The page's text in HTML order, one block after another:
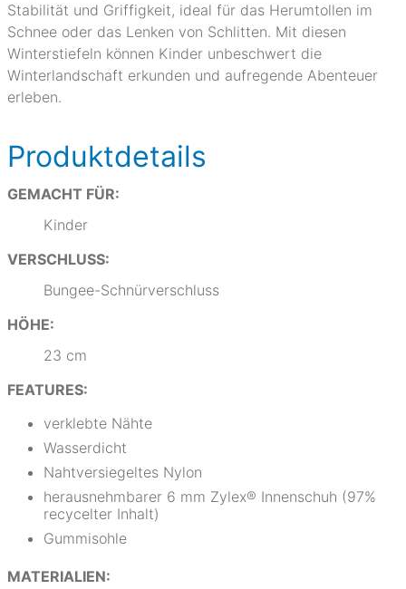
Stabilität und Griffigkeit, ideal für das Herumtollen im
Schnee oder das Lenken von Schlitten. Mit diesen
Winterstiefeln können Kinder unbeschwert die
Winterlandschaft erkunden und aufregende Abenteuer
erleben.
Produktdetails
GEMACHT FÜR:
Kinder
VERSCHLUSS:
Bungee-Schnürverschluss
HÖHE:
23 cm
FEATURES:
verklebte Nähte
Wasserdicht
Nahtversiegeltes Nylon
herausnehmbarer 6 mm Zylex® Innenschuh (97%
recycelter Inhalt)
Gummisohle
MATERIALIEN: